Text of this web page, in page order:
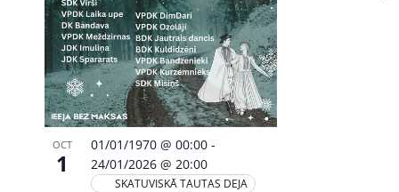
OCT
1
01/01/1970 @ 00:00 -
24/01/2026 @ 20:00
SKATUVISKĀ TAUTAS DEJA